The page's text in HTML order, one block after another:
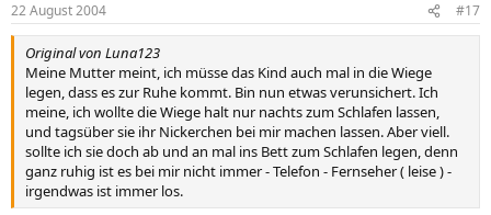
22 August 2004 #17
Original von Luna123
Meine Mutter meint, ich müsse das Kind auch mal in die Wiege
legen, dass es zur Ruhe kommt. Bin nun etwas verunsichert. Ich
meine, ich wollte die Wiege halt nur nachts zum Schlafen lassen,
und tagsüber sie ihr Nickerchen bei mir machen lassen. Aber viell.
sollte ich sie doch ab und an mal ins Bett zum Schlafen legen, denn
ganz ruhig ist es bei mir nicht immer - Telefon - Fernseher ( leise ) -
irgendwas ist immer los.